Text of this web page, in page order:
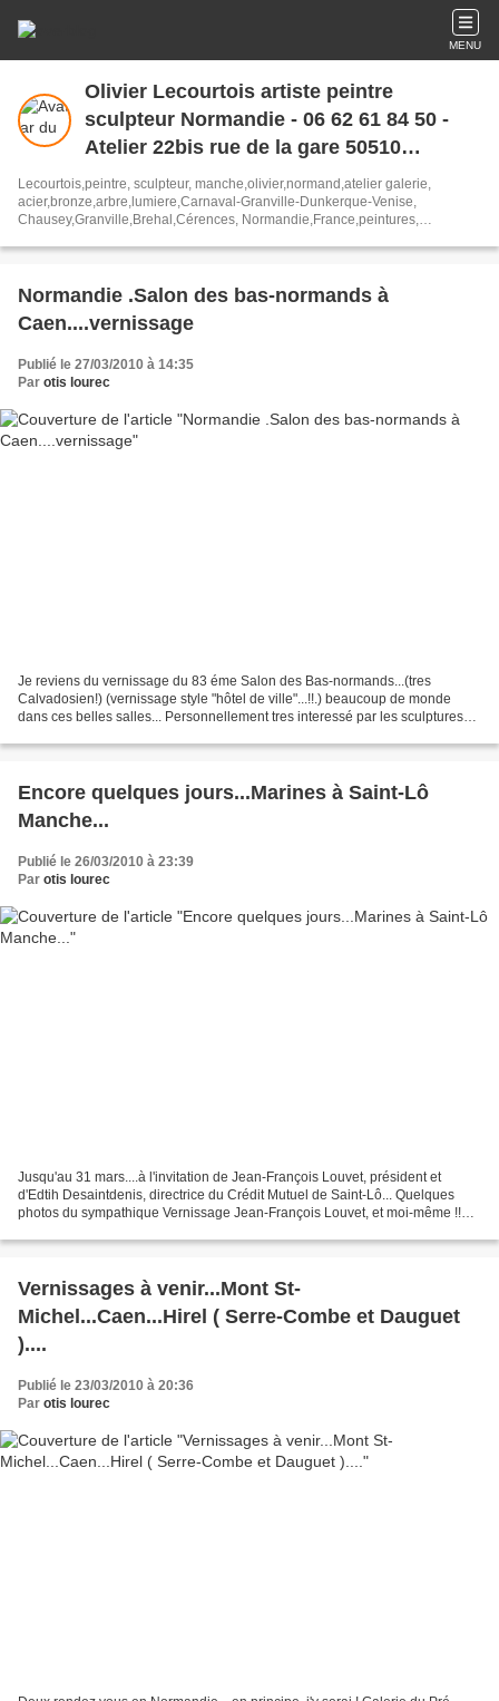
MENU
Olivier Lecourtois artiste peintre
sculpteur Normandie - 06 62 61 84 50 -
Atelier 22bis rue de la gare 50510
Cerences..Manche....France
Lecourtois,peintre, sculpteur, manche,olivier,normand,atelier galerie,
acier,bronze,arbre,lumiere,Carnaval-Granville-Dunkerque-Venise,
Chausey,Granville,Brehal,Cérences, Normandie,France,peintures,
navals,estran,poissons,plage, voiliers,bateaux,chalutiers...
Normandie .Salon des bas-normands à
Caen....vernissage
Publié le 27/03/2010 à 14:35
Par otis lourec
Je reviens du vernissage du 83 éme Salon des Bas-normands...(tres
Calvadosien!) (vernissage style "hôtel de ville"...!!.) beaucoup de monde
dans ces belles salles... Personnellement tres interessé par les sculptures
Encore quelques jours...Marines à Saint-Lô
Manche...
Publié le 26/03/2010 à 23:39
Par otis lourec
Jusqu'au 31 mars....à l'invitation de Jean-François Louvet, président et
d'Edtih Desaintdenis, directrice du Crédit Mutuel de Saint-Lô... Quelques
photos du sympathique Vernissage Jean-François Louvet, et moi-même !!
Vernissages à venir...Mont St-
Michel...Caen...Hirel ( Serre-Combe et Dauguet
)....
Publié le 23/03/2010 à 20:36
Par otis lourec